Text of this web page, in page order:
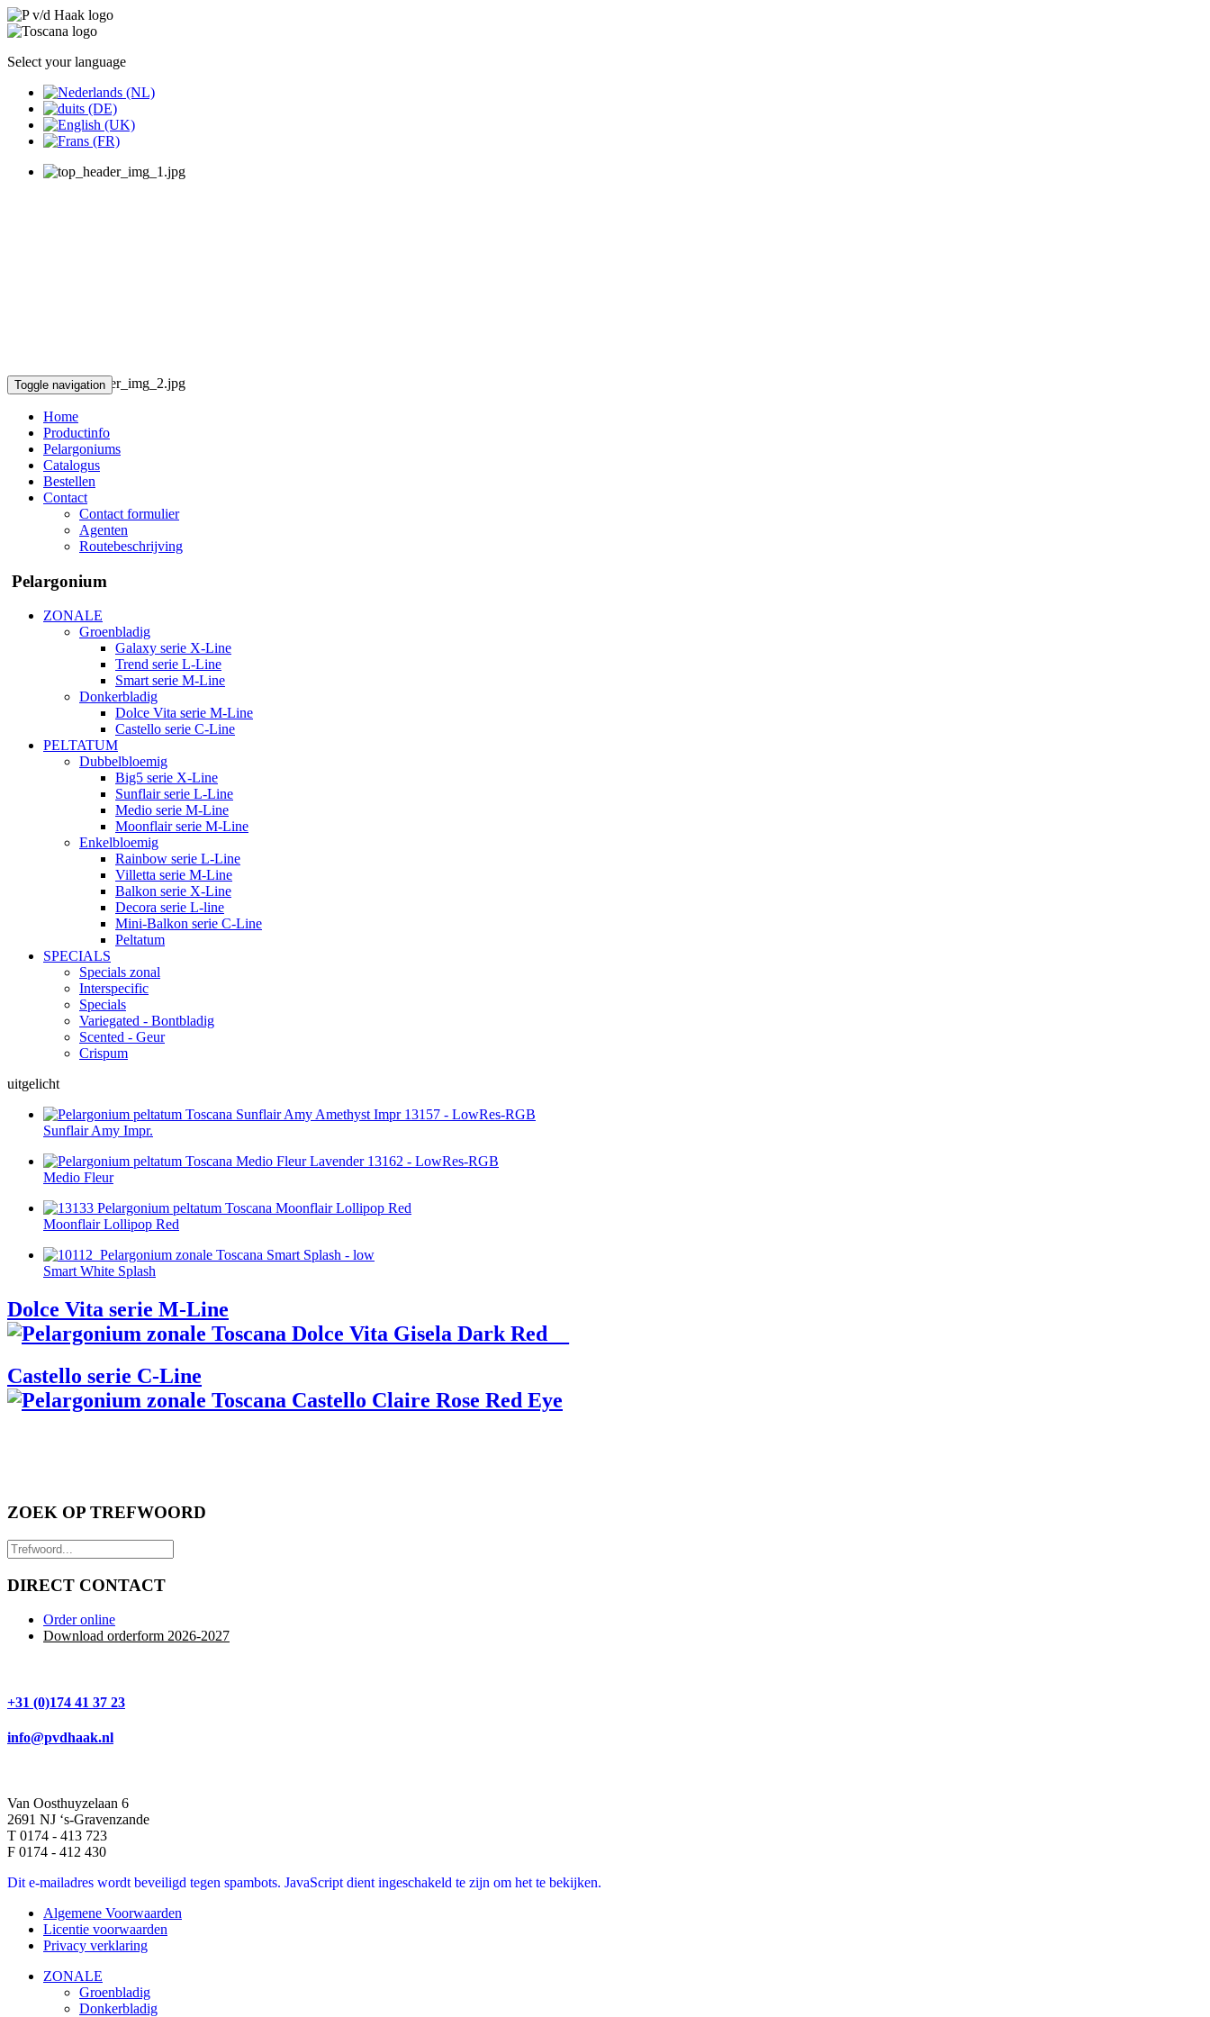
Select your language
Toggle navigation
Home
Productinfo
Pelargoniums
Catalogus
Bestellen
Contact
Contact formulier
Agenten
Routebeschrijving
Pelargonium
ZONALE
Groenbladig
Galaxy serie X-Line
Trend serie L-Line
Smart serie M-Line
Donkerbladig
Dolce Vita serie M-Line
Castello serie C-Line
PELTATUM
Dubbelbloemig
Big5 serie X-Line
Sunflair serie L-Line
Medio serie M-Line
Moonflair serie M-Line
Enkelbloemig
Rainbow serie L-Line
Villetta serie M-Line
Balkon serie X-Line
Decora serie L-line
Mini-Balkon serie C-Line
Peltatum
SPECIALS
Specials zonal
Interspecific
Specials
Variegated - Bontbladig
Scented - Geur
Crispum
uitgelicht
Sunflair Amy Impr.
Medio Fleur
Moonflair Lollipop Red
Smart White Splash
Dolce Vita serie M-Line
Castello serie C-Line
ZOEK OP TREFWOORD
DIRECT CONTACT
Order online
Download orderform 2026-2027
+31 (0)174 41 37 23
info@pvdhaak.nl
Van Oosthuyzelaan 6
2691 NJ ‘s-Gravenzande
T 0174 - 413 723
F 0174 - 412 430
Dit e-mailadres wordt beveiligd tegen spambots. JavaScript dient ingeschakeld te zijn om het te bekijken.
Algemene Voorwaarden
Licentie voorwaarden
Privacy verklaring
ZONALE
Groenbladig
Donkerbladig